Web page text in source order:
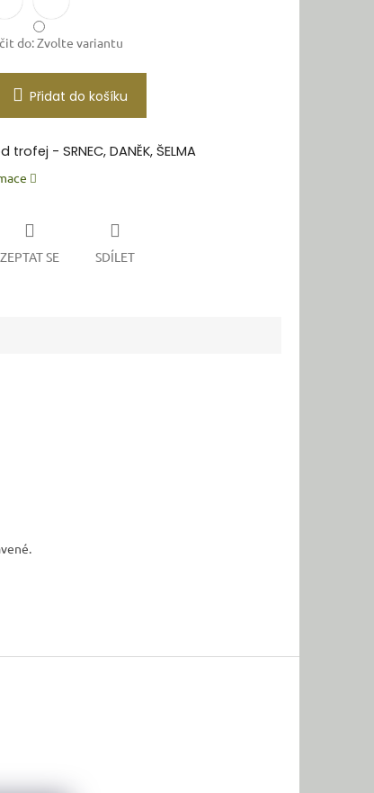
do:Zvolte variantu
Přidat do košíku
- SRNEC, DANĚK, ŠELMA
ZEPTAT SE SDÍLET